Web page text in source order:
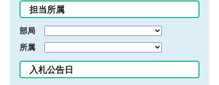
入
力
担当所属
部局
所属
入札公告日